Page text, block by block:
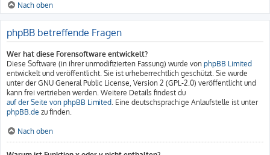
Nach oben
phpBB betreffende Fragen
Wer hat diese Forensoftware entwickelt?
Diese Software (in ihrer unmodifizierten Fassung) wurde von phpBB Limited
entwickelt und veröffentlicht. Sie ist urheberrechtlich geschützt. Sie wurde
unter der GNU General Public License, Version 2 (GPL-2.0) veröffentlicht und
kann frei vertrieben werden. Weitere Details findest du
auf der Seite von phpBB Limited. Eine deutschsprachige Anlaufstelle ist unter
phpBB.de zu finden.
Nach oben